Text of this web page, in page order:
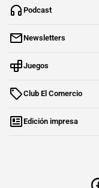
Podcast
Newsletters
Juegos
Club El Comercio
Edición impresa